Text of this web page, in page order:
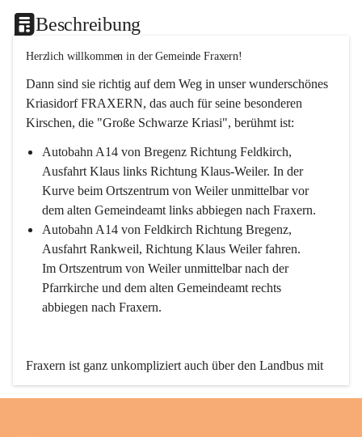
Beschreibung
Herzlich willkommen in der Gemeinde Fraxern!
Dann sind sie richtig auf dem Weg in unser wunderschönes
Kriasidorf FRAXERN, das auch für seine besonderen
Kirschen, die "Große Schwarze Kriasi", berühmt ist:
Autobahn A14 von Bregenz Richtung Feldkirch,
Ausfahrt Klaus links Richtung Klaus-Weiler. In der
Kurve beim Ortszentrum von Weiler unmittelbar vor
dem alten Gemeindeamt links abbiegen nach Fraxern.
Autobahn A14 von Feldkirch Richtung Bregenz,
Ausfahrt Rankweil, Richtung Klaus Weiler fahren.
Im Ortszentrum von Weiler unmittelbar nach der
Pfarrkirche und dem alten Gemeindeamt rechts
abbiegen nach Fraxern.
Fraxern ist ganz unkompliziert auch über den Landbus mit
den öffentlichen Verkehrsmitteln zu erreichen. Die Linie